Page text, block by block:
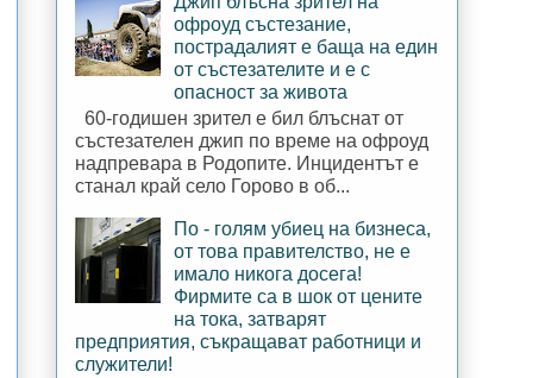
офроуд състезание,
пострадалият е баща на един
от състезателите и е с
опасност за живота
60-годишен зрител е бил блъснат от
състезателен джип по време на офроуд
надпревара в Родопите. Инцидентът е
станал край село Горово в об...
По - голям убиец на бизнеса,
от това правителство, не е
имало никога досега!
Фирмите са в шок от цените
на тока, затварят
предприятия, съкращават работници и
служители!